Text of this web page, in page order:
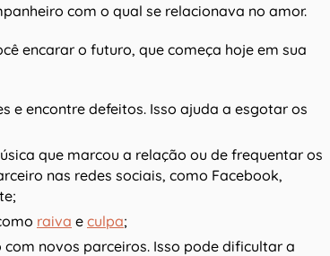
com o qual se relacionava no amor.
encarar o futuro, que começa hoje em sua
e encontre defeitos. Isso ajuda a esgotar os
que marcou a relação ou de frequentar os
nas redes sociais, como Facebook,
raiva e culpa;
novos parceiros. Isso pode dificultar a